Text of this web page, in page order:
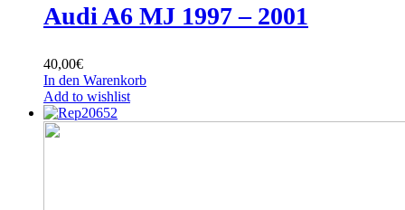
Audi A6 MJ 1997 – 2001
40,00€
In den Warenkorb
Add to wishlist